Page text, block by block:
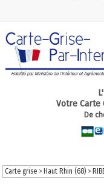
Votre Carte
De
Carte grise > Haut Rhin (68)>